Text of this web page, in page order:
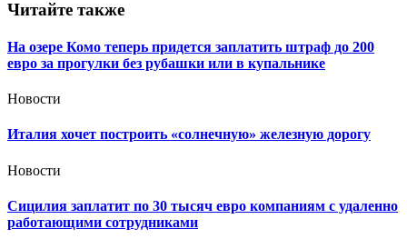
Читайте также
На озере Комо теперь придется заплатить штраф до 200
евро за прогулки без рубашки или в купальнике
Новости
Италия хочет построить «солнечную» железную дорогу
Новости
Сицилия заплатит по 30 тысяч евро компаниям с удаленно
работающими сотрудниками